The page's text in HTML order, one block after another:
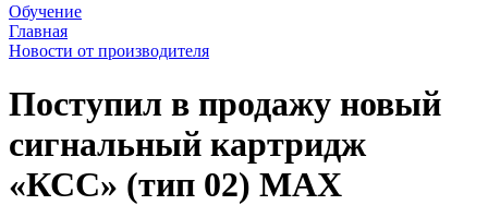
Обучение
Главная
Новости от производителя
Поступил в продажу новый
сигнальный картридж
«КСС» (тип 02) MAX